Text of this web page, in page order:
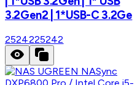
3.2Gen2 | 1*USB-C 3.2Ge
2524225242